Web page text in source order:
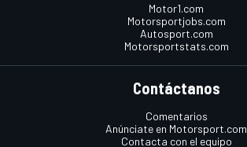
Motor1.com
Motorsportjobs.com
Autosport.com
Motorsportstats.com
Contáctanos
Comentarios
Anúnciate en Motorsport.com
Contacta con el equipo